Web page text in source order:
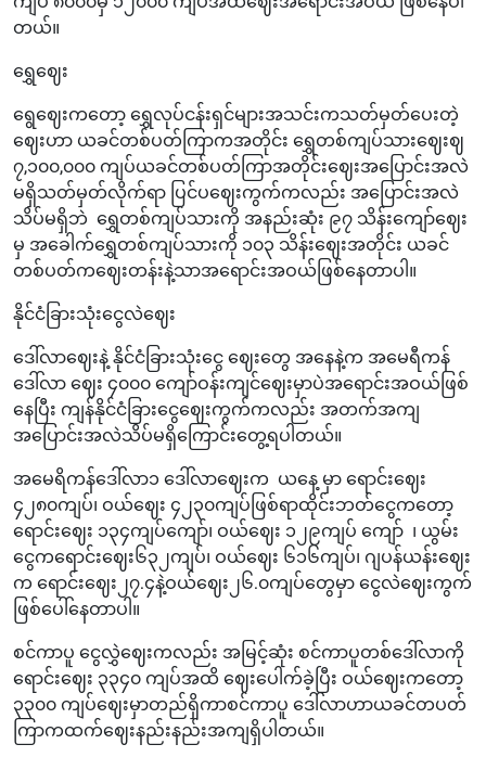
တယ်။
ရွှေဈေး
ရွေဈေးကတော့ ရွှေလုပ်ငန်းရှင်များအသင်းကသတ်မှတ်ပေးတဲ့
ဈေးဟာ ယခင်တစ်ပတ်ကြာကအတိုင်း ရွှေတစ်ကျပ်သားဈေးဈ
၇,၁၀၀,၀၀၀ ကျပ်ယခင်တစ်ပတ်ကြာအတိုင်းဈေးအပြောင်းအလဲ
မရှိသတ်မှတ်လိုက်ရာ ပြင်ပဈေးကွက်ကလည်း အပြောင်းအလဲ
သိပ်မရှိဘဲ ရွှေတစ်ကျပ်သားကို အနည်းဆုံး ၉၇ သိန်းကျော်ဈေး
မှ အခေါက်ရွှေတစ်ကျပ်သားကို ၁၀၃ သိန်းဈေးအတိုင်း ယခင်
တစ်ပတ်ကဈေးတန်းနဲ့သာအရောင်းအဝယ်ဖြစ်နေတာပါ။
နိုင်ငံခြားသုံးငွေလဲဈေး
ဒေါ်လာဈေးနဲ့ နိုင်ငံခြားသုံးငွေ ဈေးတွေ အနေနဲ့က အမေရီကန်
ဒေါ်လာ ဈေး ၄၀၀၀ ကျော်ဝန်းကျင်ဈေးမှာပဲအရောင်းအဝယ်ဖြစ်
နေပြီး ကျန်နိုင်ငံခြားငွေဈေးကွက်ကလည်း အတက်အကျ
အပြောင်းအလဲသိပ်မရှိကြောင်းတွေ့ရပါတယ်။
အမေရိကန်ဒေါ်လာ၁‌ ဒေါ်လာဈေးက ယနေ့ မှာ ရောင်းဈေး
၄၂၈၀ကျပ်၊ ဝယ်ဈေး ၄၂၃၀ကျပ်ဖြစ်ရာထိုင်းဘတ်ငွေကတော့
ရောင်းဈေး ၁၃၄ကျပ်ကျော်၊ ဝယ်ဈေး ၁၂၉ကျပ် ကျော် ၊ ယွမ်း
ငွေကရောင်းဈေး၆၃၂ကျပ်၊ ဝယ်ဈေး ၆၁၆ကျပ်၊ ဂျပန်ယန်းဈေး
က ရောင်းဈေး၂၇.၄နဲ့ဝယ်ဈေး၂၆.၀ကျပ်တွေမှာ ငွေလဲဈေးကွက်
ဖြစ်ပေါ်နေတာပါ။
စင်ကာပူ ငွေလွှဲဈေးကလည်း အမြင့်ဆုံး စင်ကာပူတစ်ဒေါ်လာကို
ရောင်းဈေး ၃၃၄၀ ကျပ်အထိ ဈေးပေါက်ခဲ့ပြီး ဝယ်ဈေးကတော့
၃၃၀၀ ကျပ်ဈေးမှာတည်ရှိကာစင်ကာပူ‌ ဒေါ်လာဟာယခင်တပတ်
ကြာကထက်ဈေးနည်းနည်းအကျရှိပါတယ်။